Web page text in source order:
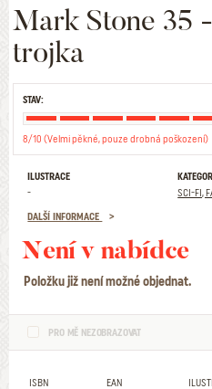
Mark Stone 35
trojka
STAV:
8/10 (Velmi pěkné, pouze drobná poškození)
ILUSTRACE
-
SCI-FI,
DALŠÍ INFORMACE
Není v nabídce
Položku již není možné objednat.
PRO MĚ NEZOBRAZOVAT
ISBN
EAN